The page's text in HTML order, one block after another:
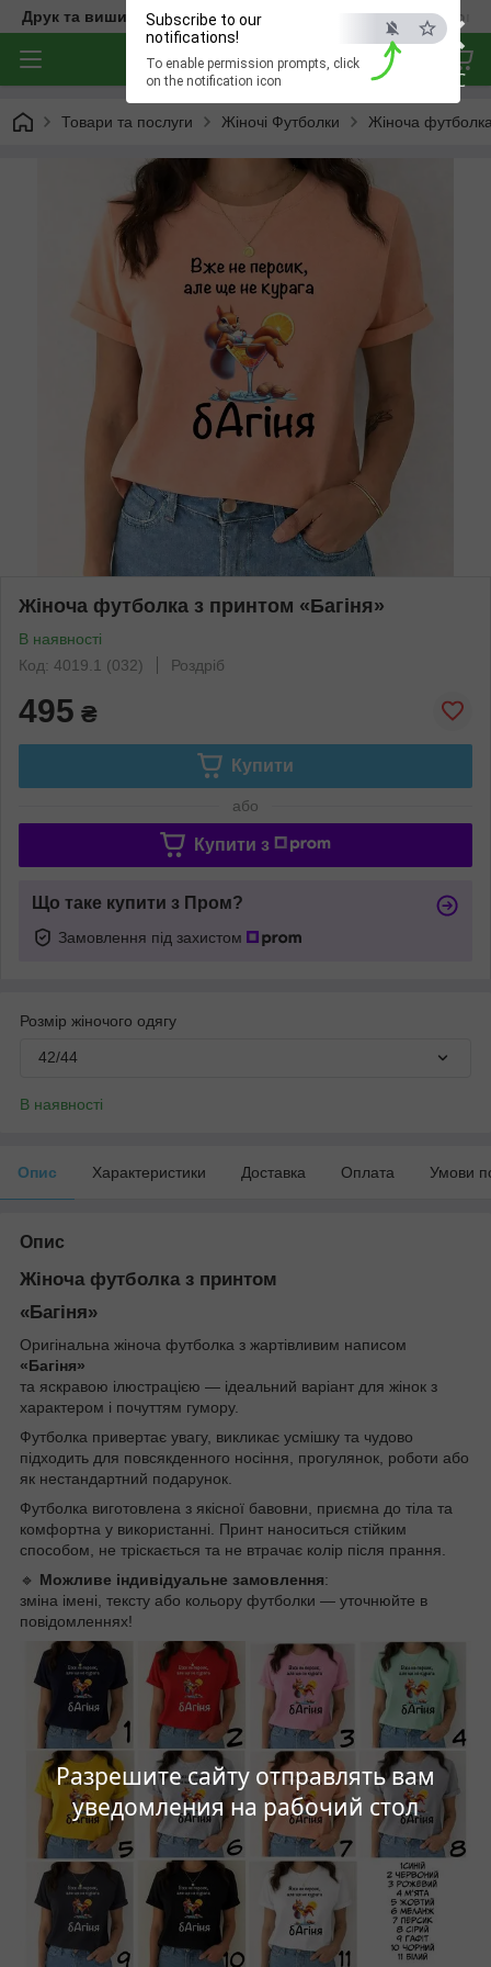
×
ESC
Разрешите сайту отправлять вам
уведомления на рабочий стол
Subscribe to our
notifications!
To enable permission prompts, click
on the notification icon
Друк та вишивка на одязі — створюємо речі з характером
Товари та послуги Жіночі Футболки Жіноча
Жіноча футболка з принтом «Багіня»
В наявності
Код: 4019.1 (032)
Роздріб
495 ₴
Купити
або
Купити з
Що таке купити з Пром?
Замовлення під захистом
Розмір жіночого одягу
42/44
В наявності
Опис Характеристики Доставка Оплата Умови
Опис
Жіноча футболка з принтом
«Багіня»
Оригінальна жіноча футболка з жартівливим написом
«Багіня»
та яскравою ілюстрацією — ідеальний варіант для жінок з
характером і почуттям гумору.
Футболка привертає увагу, викликає усмішку та чудово
підходить для повсякденного носіння, прогулянок, роботи або
як нестандартний подарунок.
Футболка виготовлена з якісної бавовни, приємна до тіла та
комфортна у використанні. Принт наноситься стійким
способом, не тріскається та не втрачає колір після прання.
🔹 Можливе індивідуальне замовлення:
зміна імені, тексту або кольору футболки — уточнюйте в
повідомленнях!